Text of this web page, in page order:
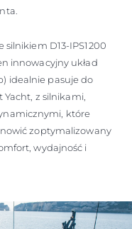
silnikiem D13-IPS1200
innowacyjny układ
idealnie pasuje do
z silnikami,
które
zoptymalizowany
wydajność i